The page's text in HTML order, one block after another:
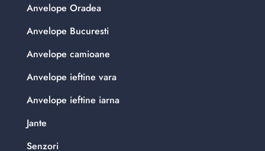
Anvelope Oradea
Anvelope Bucuresti
Anvelope camioane
Anvelope ieftine vara
Anvelope ieftine iarna
Jante
Senzori